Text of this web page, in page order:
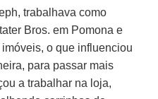
trabalhava como
Bros. em Pomona e
o que influenciou
para passar mais
a trabalhar na loja,